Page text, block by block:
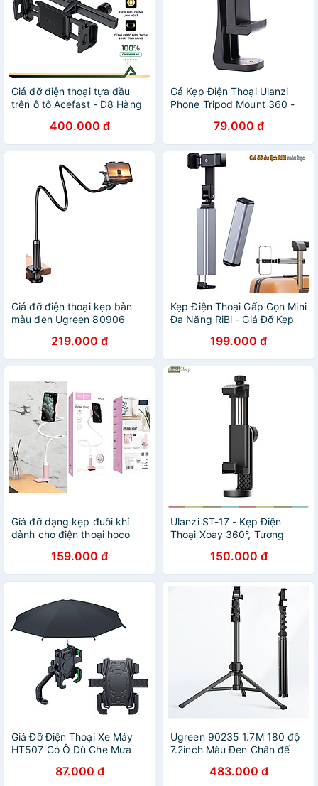
Giá đỡ điện thoại tựa đầu
trên ô tô Acefast - D8 Hàng
400.000 đ
Gá Kẹp Điện Thoại Ulanzi
Phone Tripod Mount 360 -
79.000 đ
Giá đỡ điện thoại kẹp bàn
màu đen Ugreen 80906
219.000 đ
Kẹp Điện Thoại Gấp Gọn Mini
Đa Năng RiBi - Giá Đỡ Kẹp
Lịch - Hàng Chính Hãng
199.000 đ
Giá đỡ dạng kẹp đuôi khỉ
dành cho điện thoại hoco
159.000 đ
Ulanzi ST-17 - Kẹp Điện
Thoại Xoay 360°, Tương
Smartphone- hàng chính
hãng
150.000 đ
Giá Đỡ Điện Thoại Xe Máy
HT507 Có Ô Dù Che Mưa
87.000 đ
Ugreen 90235 1.7M 180 độ
7.2inch Màu Đen Chân đế
chính hãng483.000 đ